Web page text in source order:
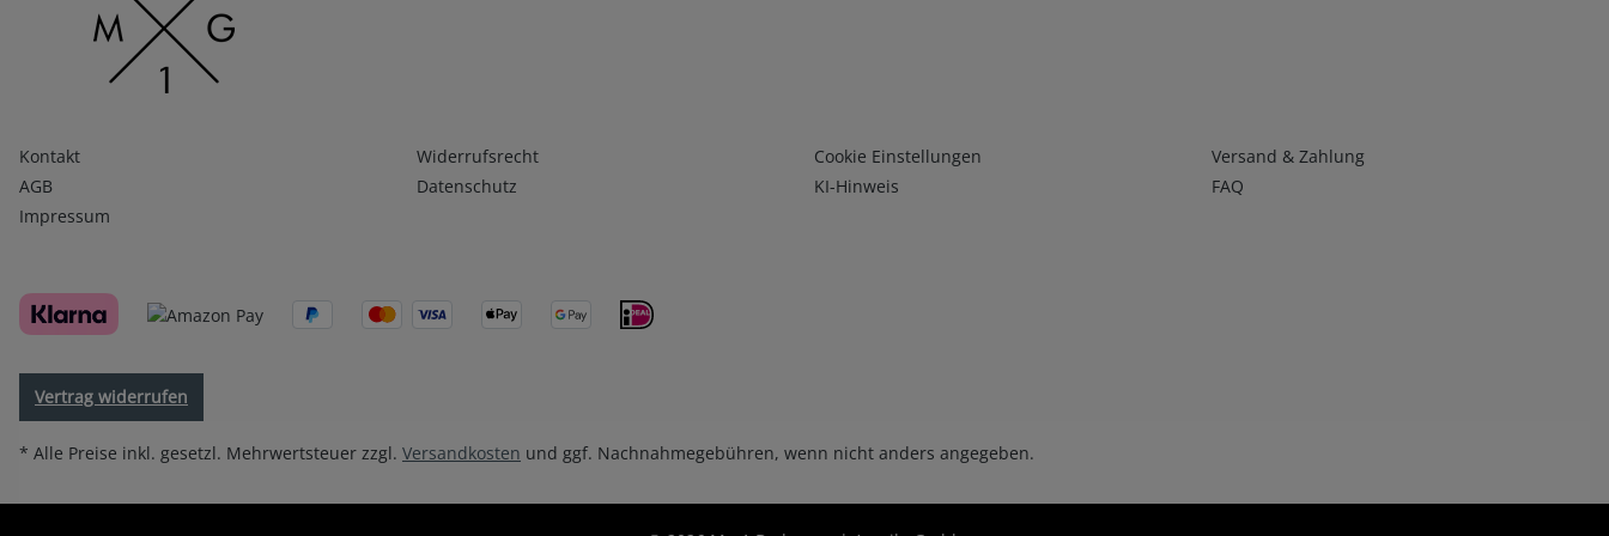
Infos 1
Kontakt
AGB
Impressum
Infos 2
Widerrufsrecht
Datenschutz
Infos 3
Cookie Einstellungen
KI-Hinweis
Infos 4
Versand & Zahlung
FAQ
Vertrag widerrufen
* Alle Preise inkl. gesetzl. Mehrwertsteuer zzgl. Versandkosten und ggf. Nachnahmegebühren, wenn nicht anders angegeben.